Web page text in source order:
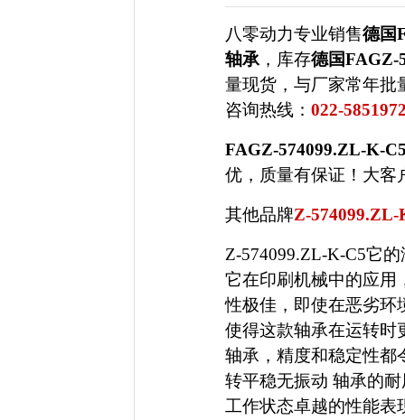
八零动力专业销售德国
轴承 ，库存德国FAGZ-
量现货，与厂家常年批
咨询热线： 022-
FAGZ-574099.ZL-K-
优，质量有保证！大客
其他品牌Z-574099.ZL-
Z-574099.ZL-K-C5它
它在印刷机械中的应用
性极佳，即使在恶劣环
使得这款轴承在运转时
轴承，精度和稳定性都
转平稳无振动 轴承的
工作状态卓越的性能表